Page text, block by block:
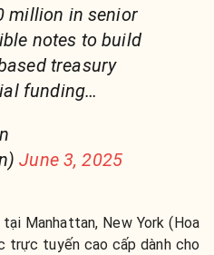
million in senior
notes to build
treasury
funding…
June 3, 2025
Manhattan, New York (Hoa
trực tuyến cao cấp dành cho